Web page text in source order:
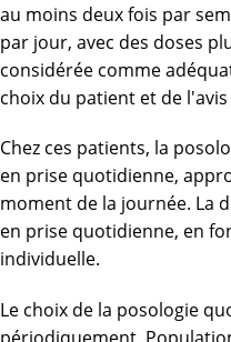
au moins deux fois par
par jour, avec des doses
considérée comme
choix du patient et de
Chez ces patients, la
en prise quotidienne,
moment de la journée. La
en prise quotidienne, en
individuelle.
Le choix de la posologie